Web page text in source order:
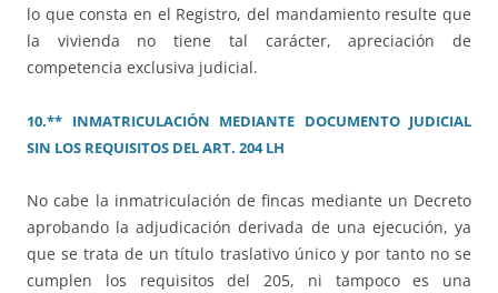
lo que consta en el Registro, del mandamiento resulte que
la vivienda no tiene tal carácter, apreciación de
competencia exclusiva judicial.
10.** INMATRICULACIÓN MEDIANTE DOCUMENTO JUDICIAL
SIN LOS REQUISITOS DEL ART. 204 LH
No cabe la inmatriculación de fincas mediante un Decreto
aprobando la adjudicación derivada de una ejecución, ya
que se trata de un título traslativo único y por tanto no se
cumplen los requisitos del 205, ni tampoco es una